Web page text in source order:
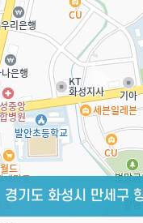
경기도 화성시 만세구